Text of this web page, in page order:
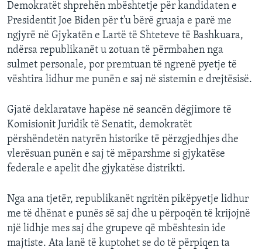
Demokratët shprehën mbështetje për kandidaten e
Presidentit Joe Biden për t'u bërë gruaja e parë me
ngjyrë në Gjykatën e Lartë të Shteteve të Bashkuara,
ndërsa republikanët u zotuan të përmbahen nga
sulmet personale, por premtuan të ngrenë pyetje të
vështira lidhur me punën e saj në sistemin e drejtësisë.
Gjatë deklaratave hapëse në seancën dëgjimore të
Komisionit Juridik të Senatit, demokratët
përshëndetën natyrën historike të përzgjedhjes dhe
vlerësuan punën e saj të mëparshme si gjykatëse
federale e apelit dhe gjykatëse distrikti.
Nga ana tjetër, republikanët ngritën pikëpyetje lidhur
me të dhënat e punës së saj dhe u përpoqën të krijojnë
një lidhje mes saj dhe grupeve që mbështesin ide
majtiste. Ata lanë të kuptohet se do të përpiqen ta